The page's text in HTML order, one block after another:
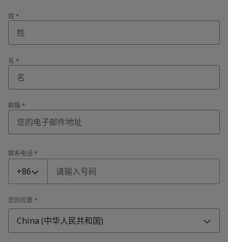
姓 *
名 *
邮箱 *
联系电话 *
联系电话
+86
您的位置 *
China (中华人民共和国)